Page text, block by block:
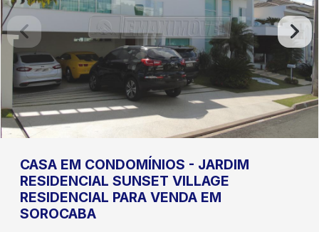
CASA EM CONDOMÍNIOS - JARDIM
RESIDENCIAL SUNSET VILLAGE
RESIDENCIAL PARA VENDA EM
SOROCABA